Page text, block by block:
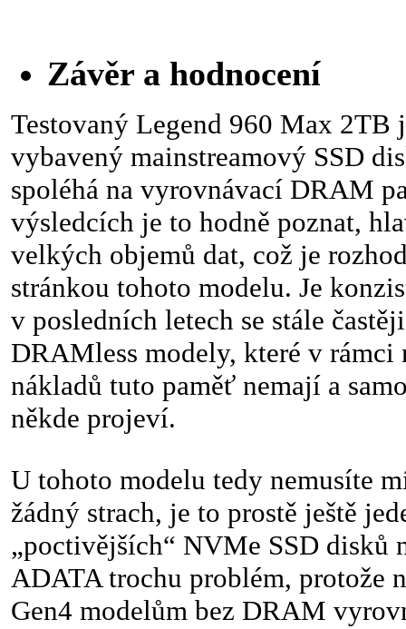
Závěr a hodnocení
Testovaný Legend 960 Max 2TB
vybavený mainstreamový SSD
spoléhá na vyrovnávací DRAM
výsledcích je to hodně poznat,
velkých objemů dat, což je
stránkou tohoto modelu. Je
v posledních letech se stále
DRAMless modely, které v
nákladů tuto paměť nemají a
někde projeví.
U tohoto modelu tedy nemusíte
žádný strach, je to prostě ještě
„poctivějších“ NVMe SSD disků
ADATA trochu problém, protože
Gen4 modelům bez DRAM